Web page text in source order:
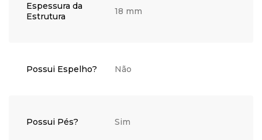
Espessura da
Estrutura
18 mm
Possui Espelho? Não
Possui Pés? Sim